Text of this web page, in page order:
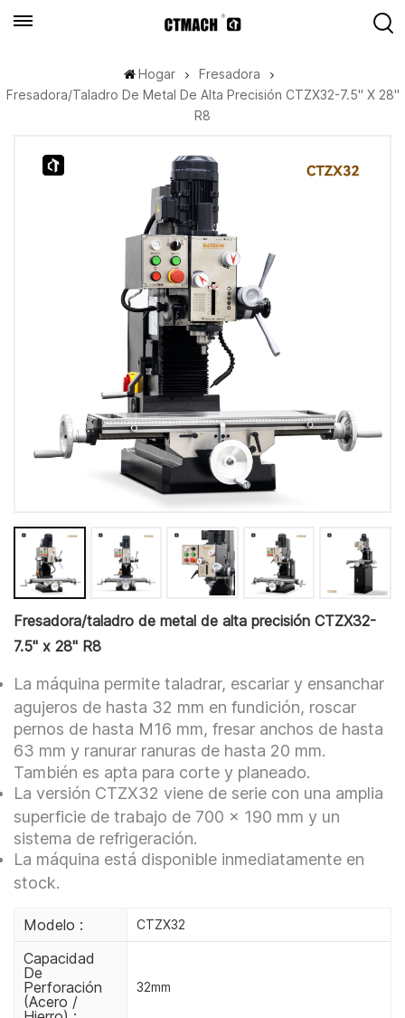
Hogar
Fresadora
Fresadora/taladro De Metal De Alta Precisión CTZX32-7.5" X 28"
R8
Fresadora/taladro de metal de alta precisión CTZX32-
7.5" x 28" R8
La máquina permite taladrar, escariar y ensanchar
agujeros de hasta 32 mm en fundición, roscar
pernos de hasta M16 mm, fresar anchos de hasta
63 mm y ranurar ranuras de hasta 20 mm.
También es apta para corte y planeado.
La versión CTZX32 viene de serie con una amplia
superficie de trabajo de 700 x 190 mm y un
sistema de refrigeración.
La máquina está disponible inmediatamente en
stock.
Modelo : CTZX32
Capacidad
De
Perforación
(acero /
32mm